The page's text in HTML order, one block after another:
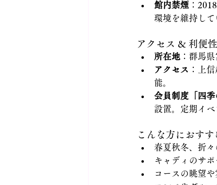
館内禁煙 ：
環境を維持して
アクセス & 利便性
所在地 ：群馬
アクセス ：上
能。
会員制度「四季
設置。定期イベ
こんな方におすす
春夏秋冬、折
キャディのサ
コースの眺望